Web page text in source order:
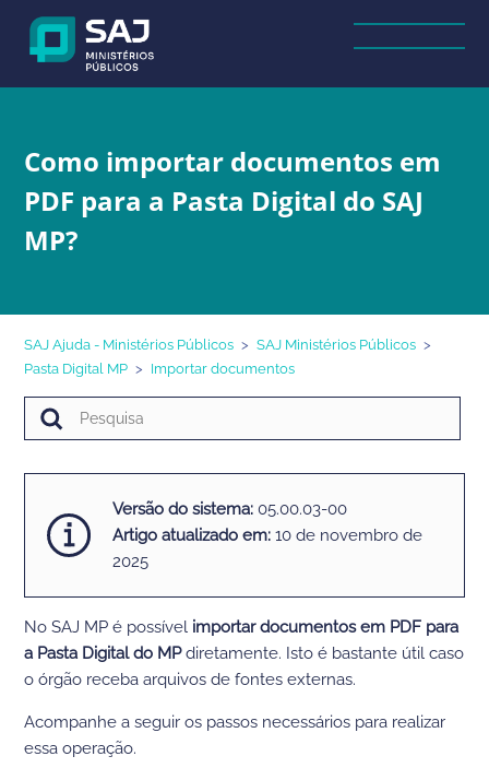
Como importar documentos em
PDF para a Pasta Digital do SAJ
MP?
SAJ Ajuda - Ministérios Públicos
SAJ Ministérios Públicos
Pasta Digital MP
Importar documentos
Versão do sistema:05.00.03-00
Artigo atualizado em: 10 de novembro de
2025
No SAJ MP é possível importar documentos em PDF para
a Pasta Digital do MPdiretamente. Isto é bastante útil caso
o órgão receba arquivos de fontes externas.
Acompanhe a seguir os passos necessários para realizar
essa operação.